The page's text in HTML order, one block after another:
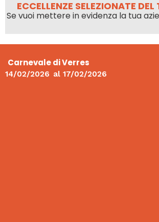
ECCELLENZE SELEZIONATE
Se vuoi mettere in evidenza la tua
Carnevale di Verres
14/02/2026 al 17/02/2026